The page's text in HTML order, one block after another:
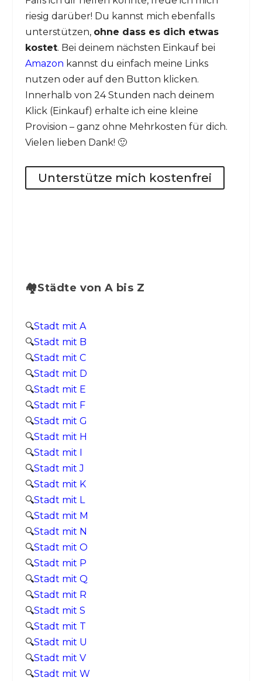
riesig darüber! Du kannst mich ebenfalls
unterstützen, ohne dass es dich etwas
kostet. Bei deinem nächsten Einkauf bei
Amazon kannst du einfach meine Links
nutzen oder auf den Button klicken.
Innerhalb von 24 Stunden nach deinem
Klick (Einkauf) erhalte ich eine kleine
Provision – ganz ohne Mehrkosten für dich.
Vielen lieben Dank! 🙂
Unterstütze mich kostenfrei
🏘️Städte von A bis Z
🔍Stadt mit A
🔍Stadt mit B
🔍Stadt mit C
🔍Stadt mit D
🔍Stadt mit E
🔍Stadt mit F
🔍Stadt mit G
🔍Stadt mit H
🔍Stadt mit I
🔍Stadt mit J
🔍Stadt mit K
🔍Stadt mit L
🔍Stadt mit M
🔍Stadt mit N
🔍Stadt mit O
🔍Stadt mit P
🔍Stadt mit Q
🔍Stadt mit R
🔍Stadt mit S
🔍Stadt mit T
🔍Stadt mit U
🔍Stadt mit V
🔍Stadt mit W